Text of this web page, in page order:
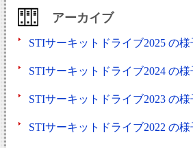
アーカイブ
STIサーキットドライブ2025 の
STIサーキットドライブ2024 の
STIサーキットドライブ2023 の
STIサーキットドライブ2022 の